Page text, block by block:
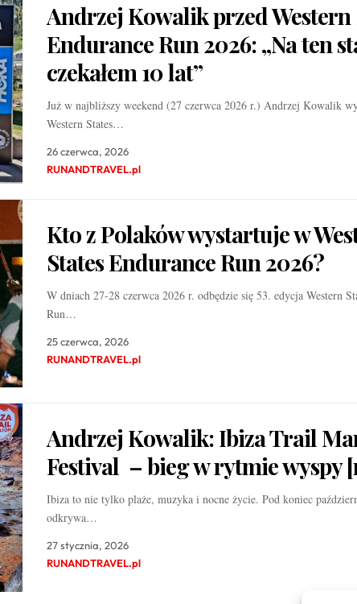
Andrzej Kowalik przed Western
Endurance Run 2026: „Na ten
czekałem 10 lat”
Już w najbliższy weekend (27 czerwca 2026 r.) Andrzej Kowalik
Western States…
26 czerwca, 2026
RUNANDTRAVEL.pl
Kto z Polaków wystartuje w
States Endurance Run 2026?
W dniach 27-28 czerwca 2026 r. odbędzie się 53. edycja Western
Run…
25 czerwca, 2026
RUNANDTRAVEL.pl
Andrzej Kowalik: Ibiza Trail
Festival – bieg w rytmie wyspy
Ibiza to nie tylko plaże, muzyka i nocne życie. Pod koniec
odkrywa…
27 stycznia, 2026
RUNANDTRAVEL.pl